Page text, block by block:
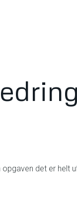
det er helt